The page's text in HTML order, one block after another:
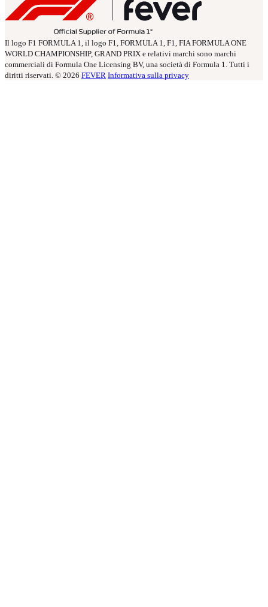
Il logo F1 FORMULA 1, il logo F1, FORMULA 1, F1, FIA FORMULA ONE
WORLD CHAMPIONSHIP, GRAND PRIX e relativi marchi sono marchi
commerciali di Formula One Licensing BV, una società di Formula 1. Tutti i
diritti riservati. © 2026 FEVER Informativa sulla privacy